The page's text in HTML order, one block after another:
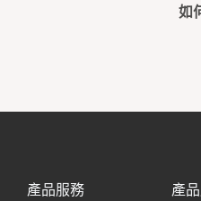
如
產品服務 產